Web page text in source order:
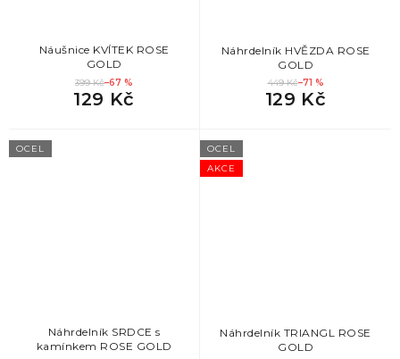
Náušnice KVÍTEK ROSE
GOLD
399 Kč–67 %
129 Kč
Náhrdelník HVĚZDA ROSE
GOLD
449 Kč–71 %
129 Kč
OCEL
Náhrdelník SRDCE s
kamínkem ROSE GOLD
AKCE
OCEL
Náhrdelník TRIANGL ROSE
GOLD